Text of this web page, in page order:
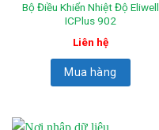
Bộ Điều Khiển Nhiệt Độ Eliwell
ICPlus 902
Liên hệ
Mua hàng